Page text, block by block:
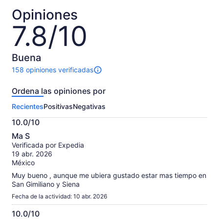
por
persona
Opiniones
7.8/10
7.8
de
10
Buena
158 opiniones verificadas
158
sobre
actividad.
Más
información
sobre
las
opiniones
verificadas
Ordena las opiniones por
RecientesPositivasNegativas
10.0/10
10.0
de
10
Ma S
Verificada por Expedia
19 abr. 2026
México
Muy bueno , aunque me ubiera gustado estar mas tiempo en
San Gimiliano y Siena
Fecha de la actividad: 10 abr. 2026
10.0/10